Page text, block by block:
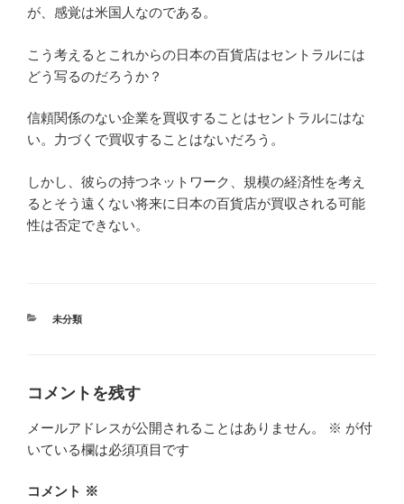
が、感覚は米国人なのである。
こう考えるとこれからの日本の百貨店はセントラルには
どう写るのだろうか？
信頼関係のない企業を買収することはセントラルにはな
い。力づくで買収することはないだろう。
しかし、彼らの持つネットワーク、規模の経済性を考え
るとそう遠くない将来に日本の百貨店が買収される可能
性は否定できない。
カ
未分類
コメントを残す
メールアドレスが公開されることはありません。 ※ が付
いている欄は必須項目です
コメント ※